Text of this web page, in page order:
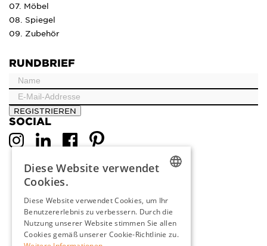
07. Möbel
08. Spiegel
09. Zubehör
RUNDBRIEF
REGISTRIEREN
SOCIAL
ENGLISH
FRENCH
Diese Website verwendet
Cookies.
Diese Website verwendet Cookies, um Ihr
Benutzererlebnis zu verbessern. Durch die
Nutzung unserer Website stimmen Sie allen
Cookies gemäß unserer Cookie-Richtlinie zu.